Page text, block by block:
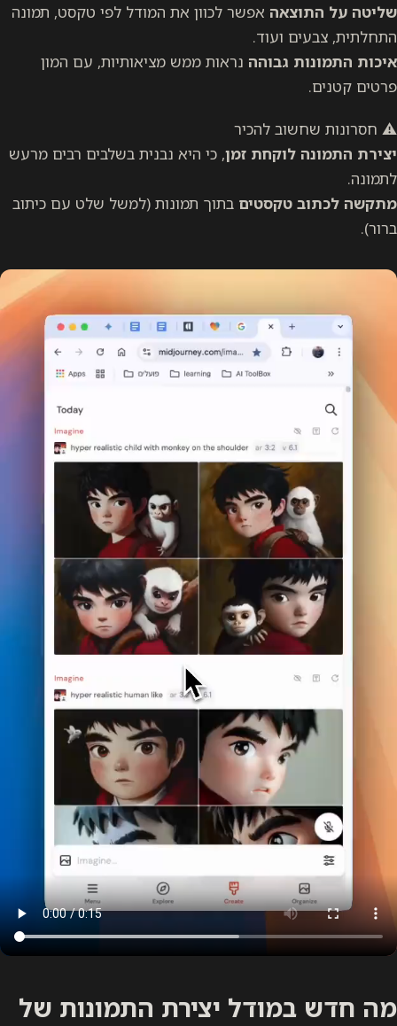
שליטה על התוצאה אפשר לכוון את המודל לפי טקסט, תמונה
התחלתית, צבעים ועוד.
איכות התמונות גבוהה נראות ממש מציאותיות, עם המון
פרטים קטנים.
⚠️ חסרונות שחשוב להכיר
יצירת התמונה לוקחת זמן, כי היא נבנית בשלבים רבים מרעש
לתמונה.
מתקשה לכתוב טקסטים בתוך תמונות (למשל שלט עם כיתוב
ברור).
מה חדש במודל יצירת התמונות של